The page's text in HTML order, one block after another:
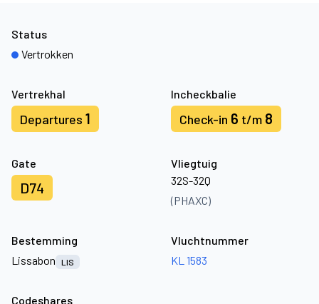
Vertrekhal
Departures 1
Incheckbalie
Check-in 6 t/m 8
Gate
D74
Vliegtuig
32S-32Q
(PHAXC)
Status
Vertrokken
Bestemming
Lissabon
LIS
Vluchtnummer
KL 1583
Codeshares